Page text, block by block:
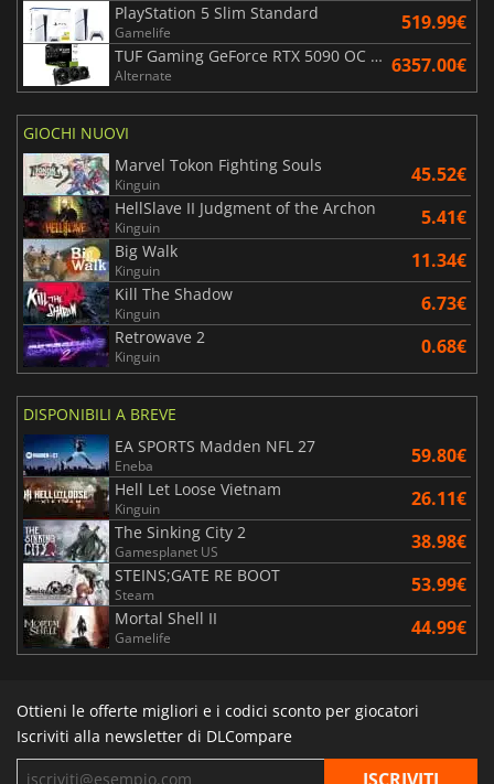
PlayStation 5 Slim Standard
Gamelife 519.99€
TUF Gaming GeForce RTX 5090 OC Edition 32GB
Alternate 6357.00€
GIOCHI NUOVI
Marvel Tokon Fighting Souls
Kinguin 45.52€
HellSlave II Judgment of the Archon
Kinguin 5.41€
Big Walk
Kinguin 11.34€
Kill The Shadow
Kinguin 6.73€
Retrowave 2
Kinguin 0.68€
DISPONIBILI A BREVE
EA SPORTS Madden NFL 27
Eneba 59.80€
Hell Let Loose Vietnam
Kinguin 26.11€
The Sinking City 2
Gamesplanet US 38.98€
STEINS;GATE RE BOOT
Steam 53.99€
Mortal Shell II
Gamelife 44.99€
Ottieni le offerte migliori e i codici sconto per giocatori
Iscriviti alla newsletter di DLCompare